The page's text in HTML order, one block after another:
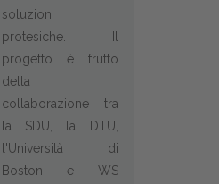
soluzioni
protesiche. Il
progetto è frutto
della
collaborazione tra
la SDU, la DTU,
l'Università di
Boston e WS